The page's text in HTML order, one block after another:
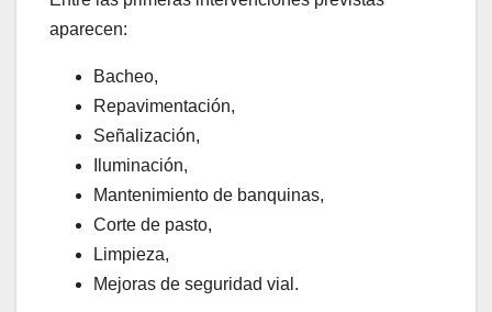
aparecen:
Bacheo,
Repavimentación,
Señalización,
Iluminación,
Mantenimiento de banquinas,
Corte de pasto,
Limpieza,
Mejoras de seguridad vial.